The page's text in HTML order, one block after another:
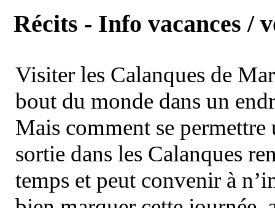
Récits - Info vacances /
Visiter les Calanques de
bout du monde dans un
Mais comment se permettre
sortie dans les Calanques
temps et peut convenir à